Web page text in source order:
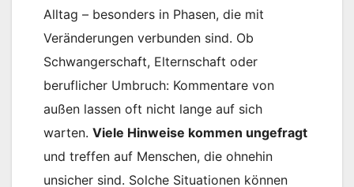
Alltag – besonders in Phasen, die mit
Veränderungen verbunden sind. Ob
Schwangerschaft, Elternschaft oder
beruflicher Umbruch: Kommentare von
außen lassen oft nicht lange auf sich
warten. Viele Hinweise kommen ungefragt
und treffen auf Menschen, die ohnehin
unsicher sind. Solche Situationen können